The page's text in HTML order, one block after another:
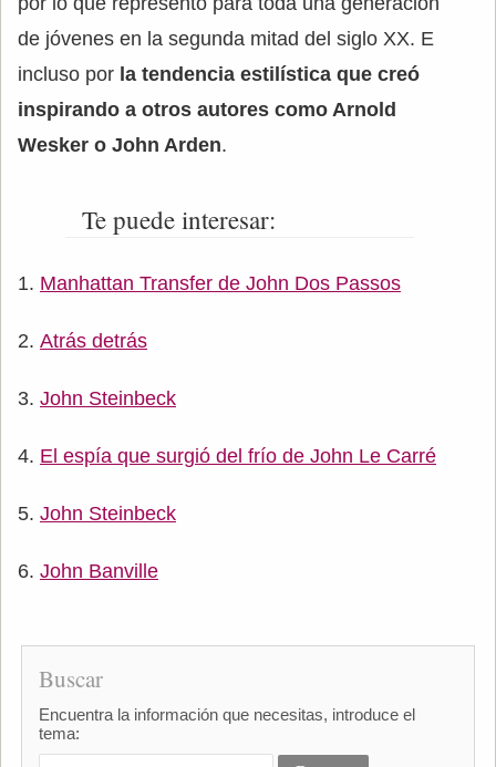
de jóvenes en la segunda mitad del siglo XX. E
incluso por la tendencia estilística que creó
inspirando a otros autores como Arnold
Wesker o John Arden.
Te puede interesar:
Manhattan Transfer de John Dos Passos
Atrás detrás
John Steinbeck
El espía que surgió del frío de John Le Carré
John Steinbeck
John Banville
Buscar
Encuentra la información que necesitas, introduce el
tema: